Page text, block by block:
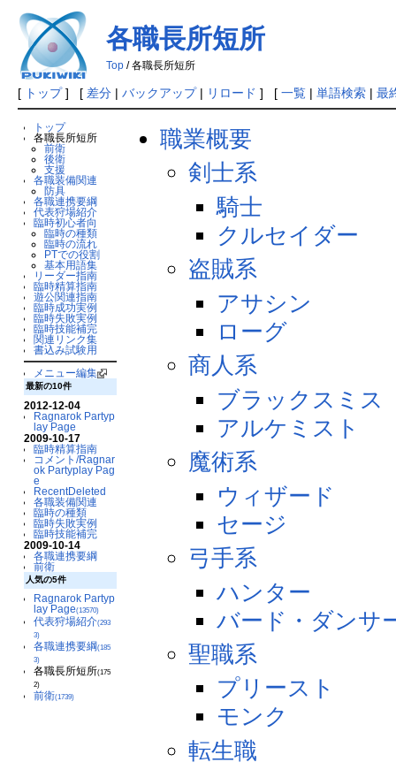
各職長所短所
Top/ 各職長所短所
[ トップ] [ 差分| バックアップ| リロード ] [ 一覧| 単語検索| 最
トップ
各職長所短所
前衛
後衛
支援
各職装備関連
防具
各職連携要綱
代表狩場紹介
臨時初心者向
臨時の種類
臨時の流れ
PTでの役割
基本用語集
リーダー指南
臨時精算指南
遊公関連指南
臨時成功実例
臨時失敗実例
臨時技能補完
関連リンク集
書込み試験用
メニュー編集
最新の10件
2012-12-04
Ragnarok Partyp
lay Page
2009-10-17
臨時精算指南
コメント/Ragnar
ok Partyplay Pag
e
RecentDeleted
各職装備関連
臨時の種類
臨時失敗実例
臨時技能補完
2009-10-14
各職連携要綱
前衛
人気の5件
Ragnarok Partyp
lay Page(13570)
代表狩場紹介(293
3)
各職連携要綱(185
3)
各職長所短所(175
2)
前衛(1739)
職業概要
剣士系
騎士
クルセイダー
盗賊系
アサシン
ローグ
商人系
ブラックスミス
アルケミスト
魔術系
ウィザード
セージ
弓手系
ハンター
バード・ダンサ
聖職系
プリースト
モンク
転生職